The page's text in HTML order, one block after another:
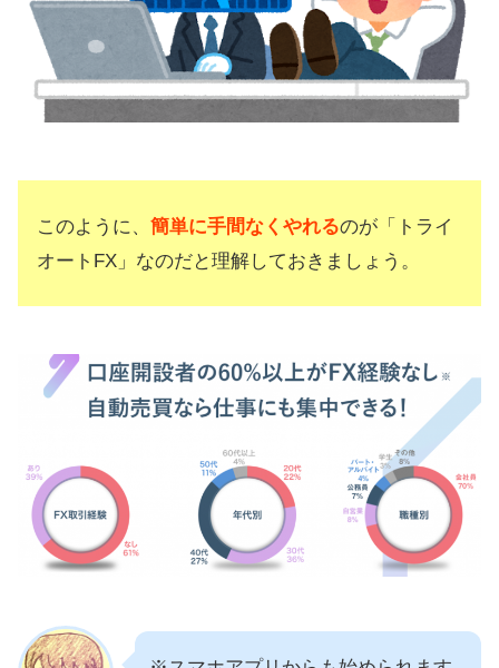
このように、 簡単に手間なくやれるのが「トライ
オートFX」なのだと理解しておきましょう。